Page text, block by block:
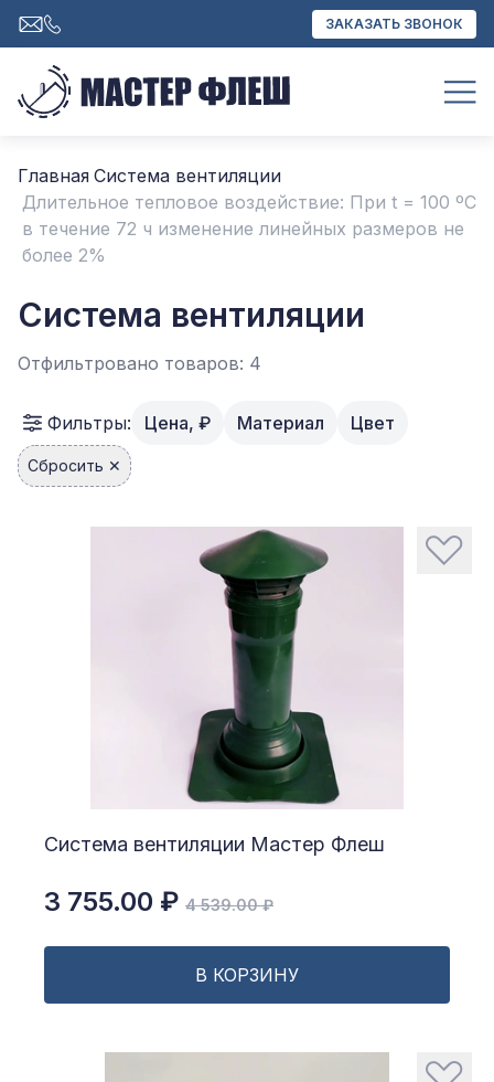
ЗАКАЗАТЬ ЗВОНОК
Главная Система вентиляции
Длительное тепловое воздействие: При t = 100 ºС
в течение 72 ч изменение линейных размеров не
более 2%
Система вентиляции
Отфильтровано товаров: 4
Фильтры: Цена, ₽ Материал Цвет
Сбросить ✕
Система вентиляции Мастер Флеш
3 755.00 ₽ 4 539.00 ₽
В КОРЗИНУ